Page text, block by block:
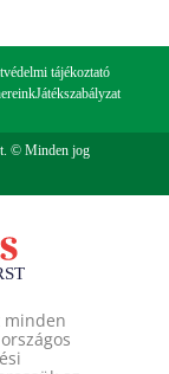
tájékoztató
Játékszabályzat
© Minden jog
minden